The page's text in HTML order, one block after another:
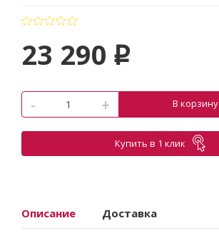
23 290 p
- + В корзину
Купить в 1 клик
Описание Доставка